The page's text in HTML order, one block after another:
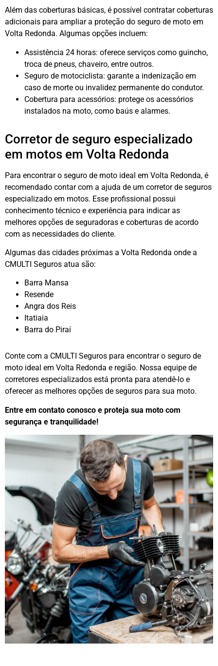
Além das coberturas básicas, é possível contratar coberturas
adicionais para ampliar a proteção do seguro de moto em
Volta Redonda. Algumas opções incluem:
Assistência 24 horas: oferece serviços como guincho,
troca de pneus, chaveiro, entre outros.
Seguro de motociclista: garante a indenização em
caso de morte ou invalidez permanente do condutor.
Cobertura para acessórios: protege os acessórios
instalados na moto, como baús e alarmes.
Corretor de seguro especializado
em motos em Volta Redonda
Para encontrar o seguro de moto ideal em Volta Redonda, é
recomendado contar com a ajuda de um corretor de seguros
especializado em motos. Esse profissional possui
conhecimento técnico e experiência para indicar as
melhores opções de seguradoras e coberturas de acordo
com as necessidades do cliente.
Algumas das cidades próximas a Volta Redonda onde a
CMULTI Seguros atua são:
Barra Mansa
Resende
Angra dos Reis
Itatiaia
Barra do Piraí
Conte com a CMULTI Seguros para encontrar o seguro de
moto ideal em Volta Redonda e região. Nossa equipe de
corretores especializados está pronta para atendê-lo e
oferecer as melhores opções de seguros para sua moto.
Entre em contato conosco e proteja sua moto com
segurança e tranquilidade!